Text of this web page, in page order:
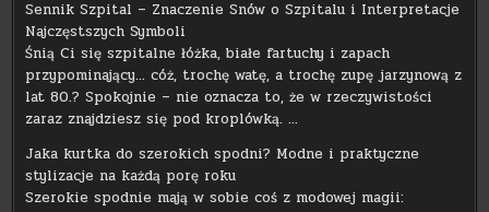
Sennik Szpital – Znaczenie Snów o Szpitalu i Interpretacje
Najczęstszych Symboli
Śnią Ci się szpitalne łóżka, białe fartuchy i zapach
przypominający… cóż, trochę watę, a trochę zupę jarzynową z
lat 80.? Spokojnie – nie oznacza to, że w rzeczywistości
zaraz znajdziesz się pod kroplówką. …
Jaka kurtka do szerokich spodni? Modne i praktyczne
stylizacje na każdą porę roku
Szerokie spodnie mają w sobie coś z modowej magii: